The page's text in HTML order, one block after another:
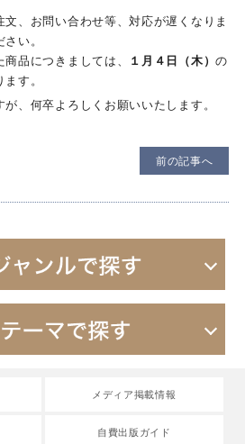
、お問い合わせ等、対応が遅くなりま
い。
品につきましては、
１月４日（木）の
す。
、何卒よろしくお願いいたします。
前の記事へ
メディア掲載情報
自費出版ガイド